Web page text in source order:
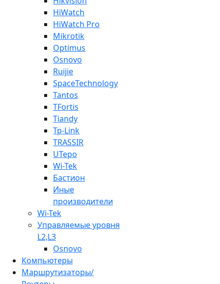
HiWatch
HiWatch Pro
Mikrotik
Optimus
Osnovo
Ruijie
SpaceTechnology
Tantos
TFortis
Tiandy
Tp-Link
TRASSIR
UTepo
Wi-Tek
Бастион
Иные
производители
Wi-Tek
Управляемые уровня
L2,L3
Osnovo
Компьютеры
Маршрутизаторы/